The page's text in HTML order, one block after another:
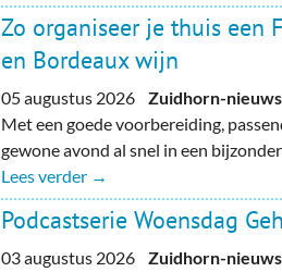
Zo organiseer je thuis een
en Bordeaux wijn
05 augustus 2026Zuidhorn-nieuws
Met een goede voorbereiding,
gewone avond al snel in een
Lees verder →
Podcastserie Woensdag
03 augustus 2026Zuidhorn-nieuws